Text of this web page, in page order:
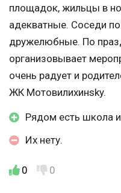
площадок, жильцы в
адекватные. Соседи
дружелюбные. По
организовывает
очень радует и
ЖК Мотовилихинsky.
Рядом есть школа
Их нету.
0 0